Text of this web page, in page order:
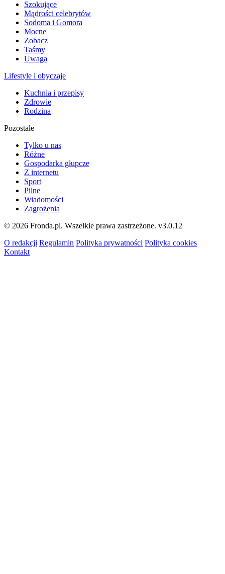
Szokujące
Mądrości celebrytów
Sodoma i Gomora
Mocne
Zobacz
Taśmy
Uwaga
Lifestyle i obyczaje
Kuchnia i przepisy
Zdrowie
Rodzina
Pozostałe
Tylko u nas
Różne
Gospodarka głupcze
Z internetu
Sport
Pilne
Wiadomości
Zagrożenia
© 2026 Fronda.pl. Wszelkie prawa zastrzeżone. v3.0.12
O redakcji Regulamin Polityka prywatności Polityka cookies
Kontakt